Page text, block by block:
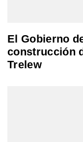
El Gobierno
construcción
Trelew